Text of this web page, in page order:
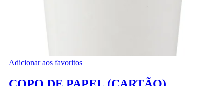
Adicionar aos favoritos